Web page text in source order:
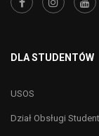
DLA STUDENTÓW
USOS
Dział Obsługi